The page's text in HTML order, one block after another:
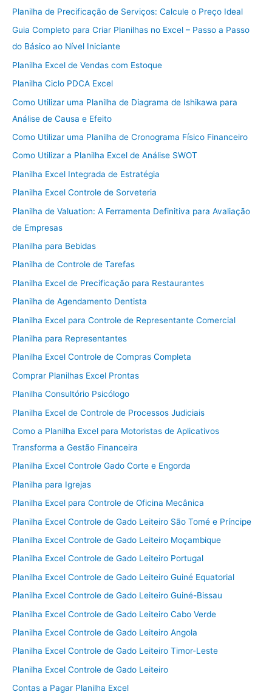
Planilha de Precificação de Serviços: Calcule o Preço Ideal
Guia Completo para Criar Planilhas no Excel – Passo a Passo
do Básico ao Nível Iniciante
Planilha Excel de Vendas com Estoque
Planilha Ciclo PDCA Excel
Como Utilizar uma Planilha de Diagrama de Ishikawa para
Análise de Causa e Efeito
Como Utilizar uma Planilha de Cronograma Físico Financeiro
Como Utilizar a Planilha Excel de Análise SWOT
Planilha Excel Integrada de Estratégia
Planilha Excel Controle de Sorveteria
Planilha de Valuation: A Ferramenta Definitiva para Avaliação
de Empresas
Planilha para Bebidas
Planilha de Controle de Tarefas
Planilha Excel de Precificação para Restaurantes
Planilha de Agendamento Dentista
Planilha Excel para Controle de Representante Comercial
Planilha para Representantes
Planilha Excel Controle de Compras Completa
Comprar Planilhas Excel Prontas
Planilha Consultório Psicólogo
Planilha Excel de Controle de Processos Judiciais
Como a Planilha Excel para Motoristas de Aplicativos
Transforma a Gestão Financeira
Planilha Excel Controle Gado Corte e Engorda
Planilha para Igrejas
Planilha Excel para Controle de Oficina Mecânica
Planilha Excel Controle de Gado Leiteiro São Tomé e Príncipe
Planilha Excel Controle de Gado Leiteiro Moçambique
Planilha Excel Controle de Gado Leiteiro Portugal
Planilha Excel Controle de Gado Leiteiro Guiné Equatorial
Planilha Excel Controle de Gado Leiteiro Guiné-Bissau
Planilha Excel Controle de Gado Leiteiro Cabo Verde
Planilha Excel Controle de Gado Leiteiro Angola
Planilha Excel Controle de Gado Leiteiro Timor-Leste
Planilha Excel Controle de Gado Leiteiro
Contas a Pagar Planilha Excel